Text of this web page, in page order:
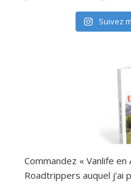
Suivez
Commandez « Vanlife
Roadtrippers auquel j’ai